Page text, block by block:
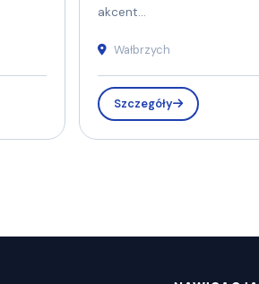
akcent...
Wałbrzych
Szczegóły